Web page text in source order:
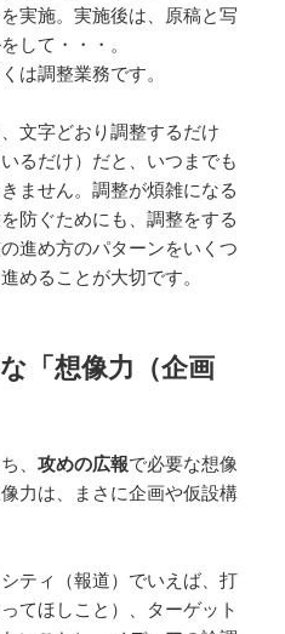
実施。実施後は、原稿と写
して・・・。
は調整業務です。
文字どおり調整するだけ
るだけ）だと、いつまでも
ません。調整が煩雑になる
防ぐためにも、調整をする
進め方のパターンをいくつ
めることが大切です。
「想像力（企画
、攻めの広報で必要な想像
力は、まさに企画や仮設構
ティ（報道）でいえば、打
てほしこと）、ターゲット